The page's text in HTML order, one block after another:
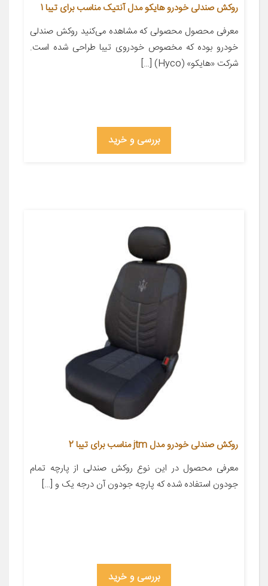
روکش صندلی خودرو هایکو مدل آنتیک مناسب برای تیبا 1
معرفی محصول محصولی که مشاهده می‌کنید روکش صندلی
خودرو بوده که مخصوص خودروی تیبا طراحی شده است.
شرکت «هایکو» (Hyco) […]
بررسی و خرید
روکش صندلی خودرو مدل jtm مناسب برای تیبا 2
معرفی محصول در این نوع روکش صندلی از پارچه تمام
جودون استفاده شده که پارچه جودون آن درجه یک و […]
بررسی و خرید